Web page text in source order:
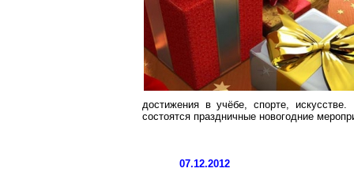
достижения в учёбе, спорте,
состоятся праздничные новогодние
07.12.2012